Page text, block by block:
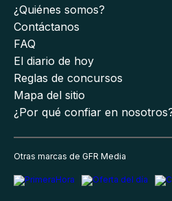
¿Quiénes somos?
Contáctanos
FAQ
El diario de hoy
Reglas de concursos
Mapa del sitio
¿Por qué confiar en
Otras marcas de GFR Media